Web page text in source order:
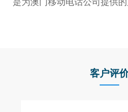
是为澳门移动电话公司提供的
客户评